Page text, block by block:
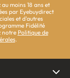
moins 18 ans et
par Eyebuydirect
et d'autres
Fidélité
notre Politique de
.